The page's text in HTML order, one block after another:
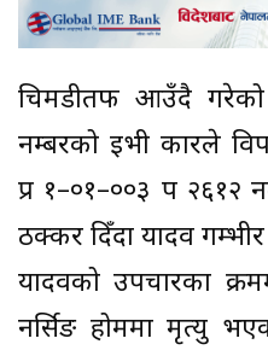
चिमडीतर्फ आउँदै
नम्बरको ईभी कारले
प्र १–०१–००३ प २६१२
ठक्कर दिँदा यादव
यादवको उपचारका
नर्सिङ होममा मृत्यु